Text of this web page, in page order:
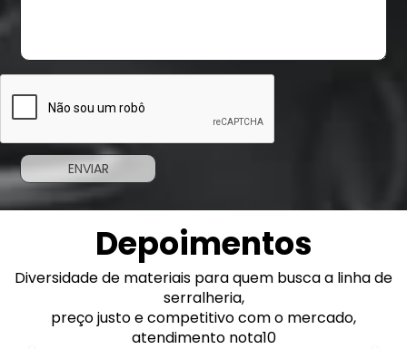
Depoimentos
Diversidade de materiais para quem busca a linha de
serralheria,
preço justo e competitivo com o mercado,
atendimento nota10
Previous